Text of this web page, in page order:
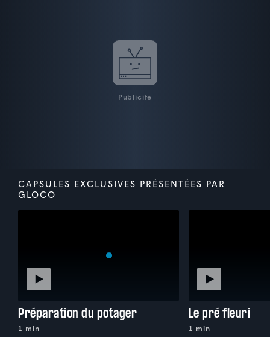
Publicité
CAPSULES EXCLUSIVES PRÉSENTÉES PAR
GLOCO
Préparation du potager
1 min
Le pré fleuri
1 min